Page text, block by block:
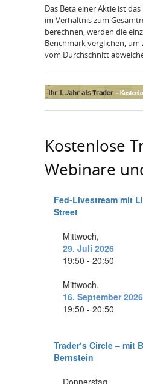
Das Beta einer Aktie ist
im Verhältnis zum
berechnen, werden die
Benchmark verglichen, um
vom Durchschnitt
Kostenlose
Webinare